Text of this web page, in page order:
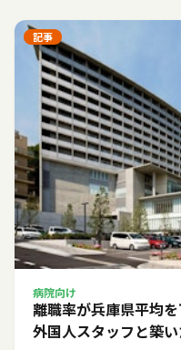
記事
病院向け
離職率が兵庫県平均
外国人スタッフと築